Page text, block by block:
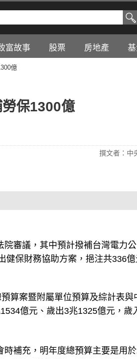
富故事 股票 房地產
億
保1300億
撰文者：中
審議，其中預計撥補台灣電力
保財務協助方案，挹注共336億
算案暨附屬單位預算及綜計表
億元、歲出3兆1325億元，歲
補充，明年度總預算主要是用